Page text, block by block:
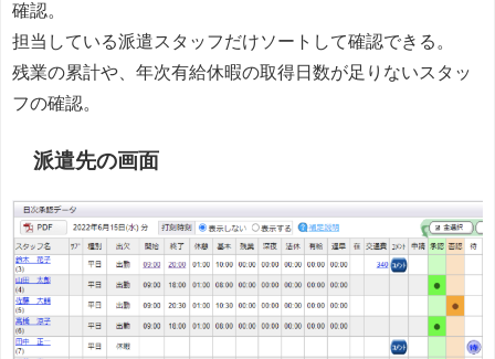
確認。
担当している派遣スタッフだけソートして確認できる。
残業の累計や、年次有給休暇の取得日数が足りないスタッ
フの確認。
派遣先の画面